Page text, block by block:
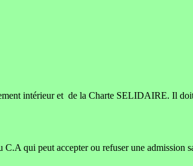
intérieur et de la Charte SELIDAIRE. Il
qui peut accepter ou refuser une admission